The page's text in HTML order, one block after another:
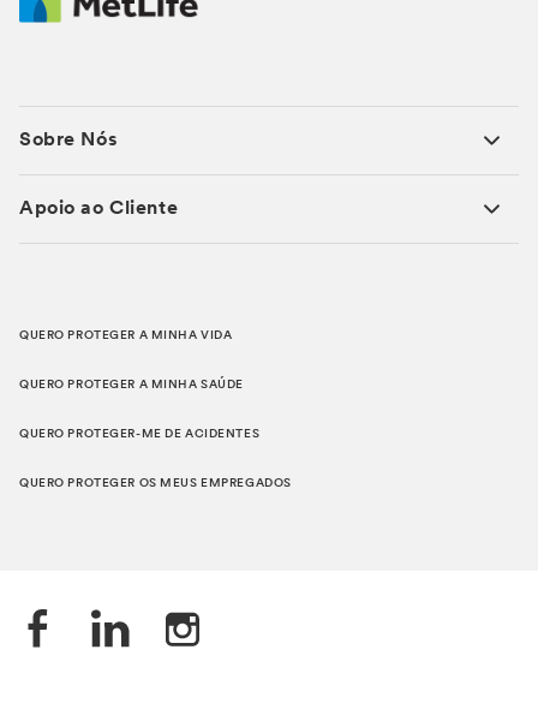
Sobre Nós
Apoio ao Cliente
QUERO PROTEGER A MINHA VIDA
QUERO PROTEGER A MINHA SAÚDE
QUERO PROTEGER-ME DE ACIDENTES
QUERO PROTEGER OS MEUS EMPREGADOS